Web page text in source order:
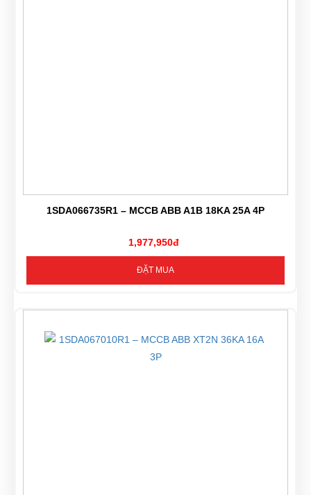
1SDA066735R1 – MCCB ABB A1B 18KA 25A 4P
1,977,950đ
ĐẶT MUA